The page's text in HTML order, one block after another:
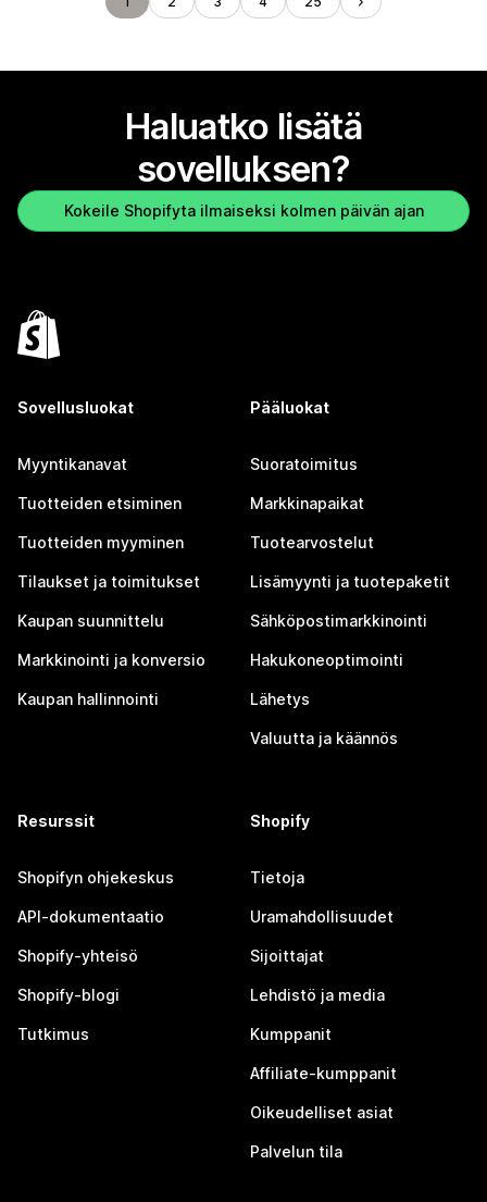
Haluatko lisätä
sovelluksen?
Kokeile Shopifyta ilmaiseksi kolmen päivän ajan
Sovellusluokat
Myyntikanavat
Tuotteiden etsiminen
Tuotteiden myyminen
Tilaukset ja toimitukset
Kaupan suunnittelu
Markkinointi ja konversio
Kaupan hallinnointi
Pääluokat
Suoratoimitus
Markkinapaikat
Tuotearvostelut
Lisämyynti ja tuotepaketit
Sähköpostimarkkinointi
Hakukoneoptimointi
Lähetys
Valuutta ja käännös
Resurssit
Shopifyn ohjekeskus
API-dokumentaatio
Shopify-yhteisö
Shopify-blogi
Tutkimus
Shopify
Tietoja
Uramahdollisuudet
Sijoittajat
Lehdistö ja media
Kumppanit
Affiliate-kumppanit
Oikeudelliset asiat
Palvelun tila